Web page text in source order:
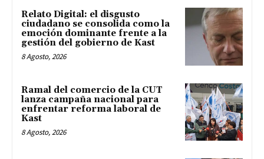
Relato Digital: el disgusto
ciudadano se consolida como la
emoción dominante frente a la
gestión del gobierno de Kast
8 Agosto, 2026
Ramal del comercio de la CUT
lanza campaña nacional para
enfrentar reforma laboral de
Kast
8 Agosto, 2026